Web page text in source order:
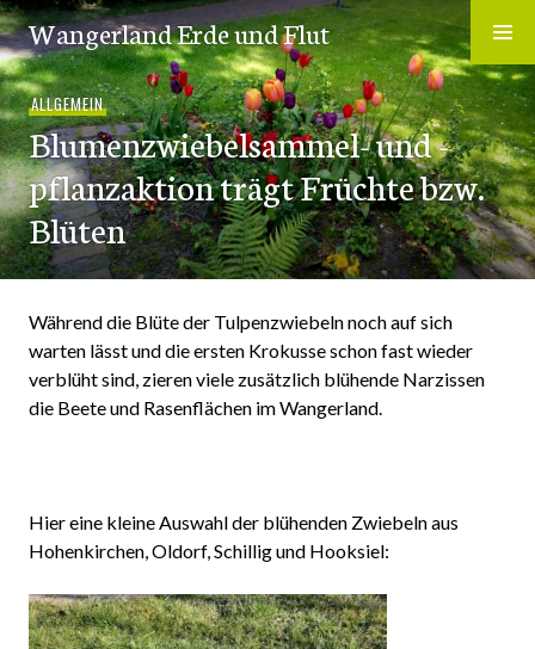
Zum
Inhalt
springen
Wangerland Erde und Flut
ALLGEMEIN
Blumenzwiebelsammel- und -
pflanzaktion trägt Früchte bzw.
Blüten
Während die Blüte der Tulpenzwiebeln noch auf sich
warten lässt und die ersten Krokusse schon fast wieder
verblüht sind, zieren viele zusätzlich blühende Narzissen
die Beete und Rasenflächen im Wangerland.
Hier eine kleine Auswahl der blühenden Zwiebeln aus
Hohenkirchen, Oldorf, Schillig und Hooksiel: